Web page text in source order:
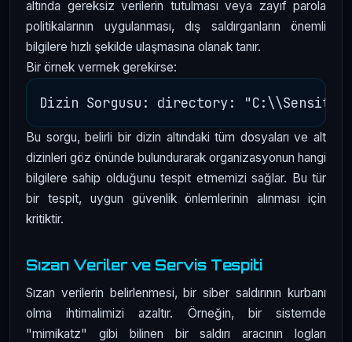
altında gereksiz verilerin tutulması veya zayıf parola
politikalarının uygulanması, dış saldırganların önemli
bilgilere hızlı şekilde ulaşmasına olanak tanır.
Bir örnek vermek gerekirse:
Bu sorgu, belirli bir dizin altındaki tüm dosyaları ve alt
dizinleri göz önünde bulundurarak organizasyonun hangi
bilgilere sahip olduğunu tespit etmemizi sağlar. Bu tür
bir tespit, uygun güvenlik önlemlerinin alınması için
kritiktir.
Sızan Veriler ve Servis Tespiti
Sızan verilerin belirlenmesi, bir siber saldırının kurbanı
olma ihtimalimizi azaltır. Örneğin, bir sistemde
"mimikatz" gibi bilinen bir saldırı aracının logları